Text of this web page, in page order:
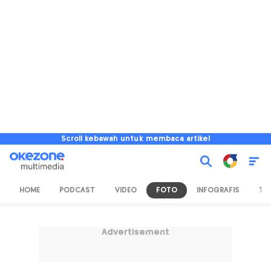
Scroll kebawah untuk membaca artikel
HOME PODCAST VIDEO FOTO INFOGRAFIS TV
Advertisement